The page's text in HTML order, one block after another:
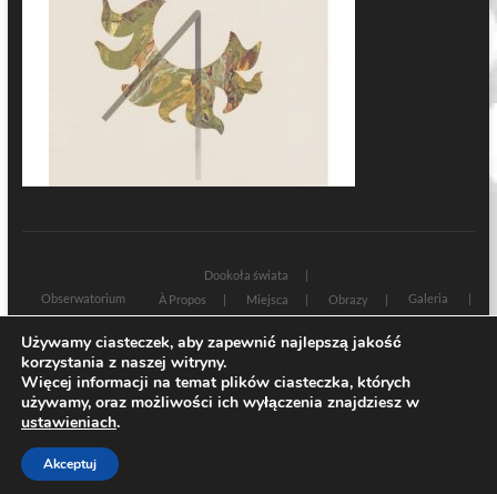
Dookoła świata
Obserwatorium
À Propos Miejsca Obrazy
Galeria
Sacrum profanum
Zamyślenia
Teksty
Znaki czasu
Rozmowy
| Designed by:Theme Freesia
Używamy ciasteczek, aby zapewnić najlepszą jakość
korzystania z naszej witryny.
Więcej informacji na temat plików ciasteczka, których
używamy, oraz możliwości ich wyłączenia znajdziesz w
ustawieniach.
Akceptuj